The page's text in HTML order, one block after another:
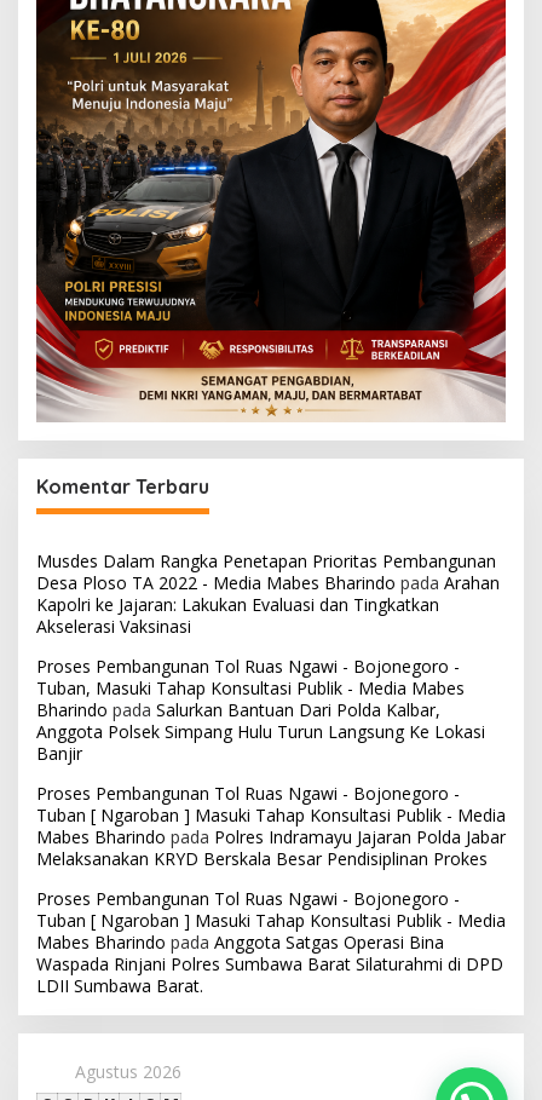
Komentar Terbaru
Musdes Dalam Rangka Penetapan Prioritas Pembangunan
Desa Ploso TA 2022 - Media Mabes Bharindo pada Arahan
Kapolri ke Jajaran: Lakukan Evaluasi dan Tingkatkan
Akselerasi Vaksinasi
Proses Pembangunan Tol Ruas Ngawi - Bojonegoro -
Tuban, Masuki Tahap Konsultasi Publik - Media Mabes
Bharindo pada Salurkan Bantuan Dari Polda Kalbar,
Anggota Polsek Simpang Hulu Turun Langsung Ke Lokasi
Banjir
Proses Pembangunan Tol Ruas Ngawi - Bojonegoro -
Tuban [ Ngaroban ] Masuki Tahap Konsultasi Publik - Media
Mabes Bharindo pada Polres Indramayu Jajaran Polda Jabar
Melaksanakan KRYD Berskala Besar Pendisiplinan Prokes
Proses Pembangunan Tol Ruas Ngawi - Bojonegoro -
Tuban [ Ngaroban ] Masuki Tahap Konsultasi Publik - Media
Mabes Bharindo pada Anggota Satgas Operasi Bina
Waspada Rinjani Polres Sumbawa Barat Silaturahmi di DPD
LDII Sumbawa Barat.
Agustus 2026